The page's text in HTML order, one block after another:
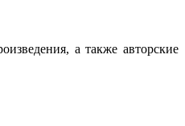
а также авторские